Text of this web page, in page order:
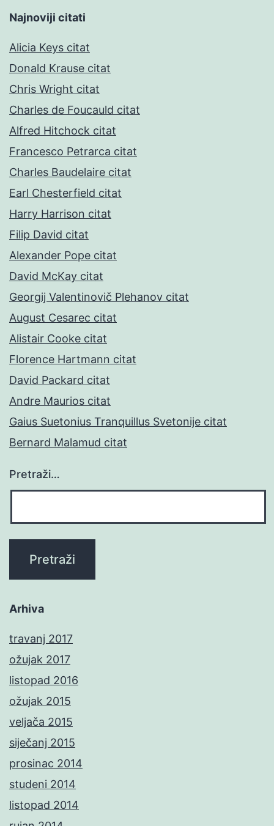
Najnoviji citati
Alicia Keys citat
Donald Krause citat
Chris Wright citat
Charles de Foucauld citat
Alfred Hitchock citat
Francesco Petrarca citat
Charles Baudelaire citat
Earl Chesterfield citat
Harry Harrison citat
Filip David citat
Alexander Pope citat
David McKay citat
Georgij Valentinovič Plehanov citat
August Cesarec citat
Alistair Cooke citat
Florence Hartmann citat
David Packard citat
Andre Maurios citat
Gaius Suetonius Tranquillus Svetonije citat
Bernard Malamud citat
Pretraži…
Arhiva
travanj 2017
ožujak 2017
listopad 2016
ožujak 2015
veljača 2015
siječanj 2015
prosinac 2014
studeni 2014
listopad 2014